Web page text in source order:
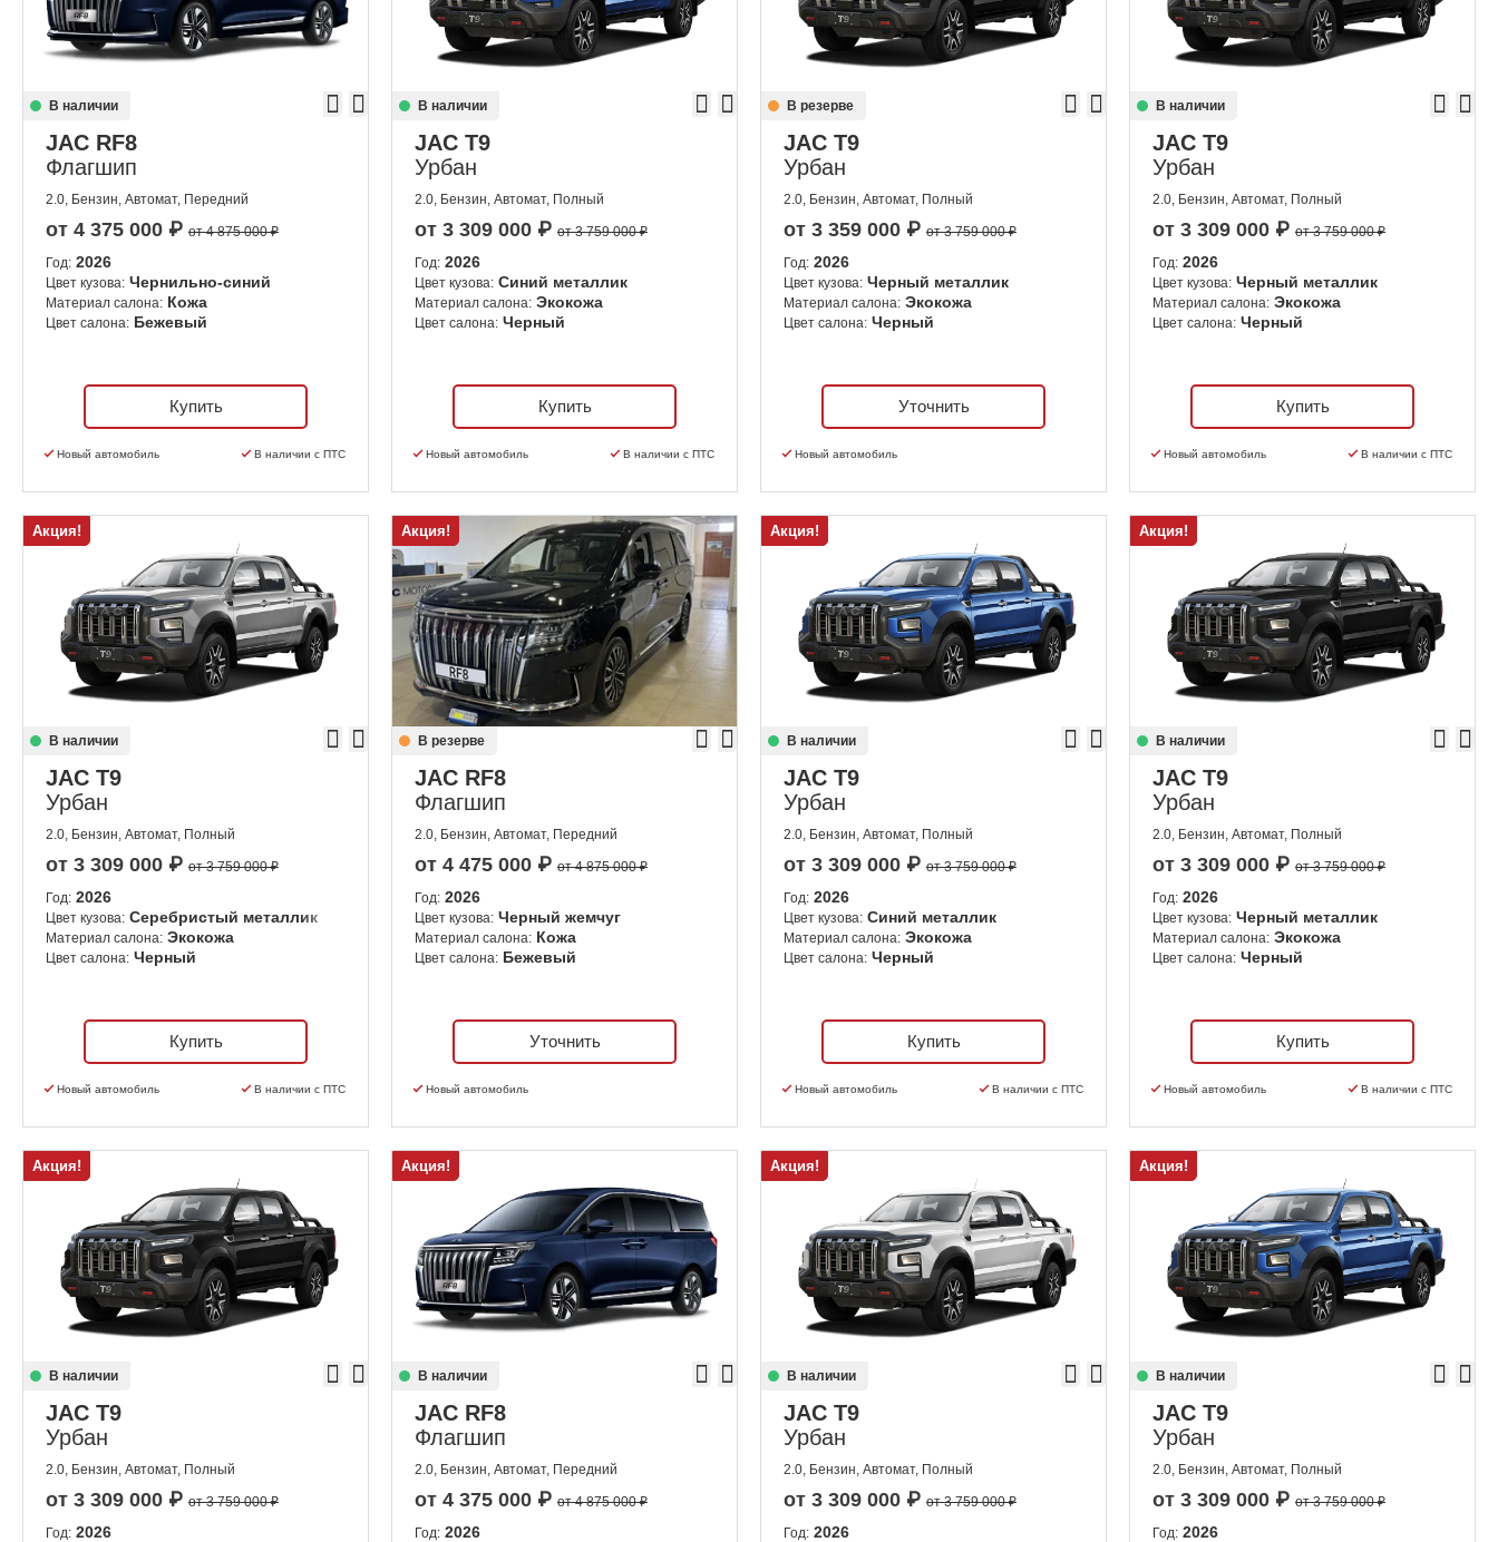
В наличии
JAC RF8
Флагшип
2.0, Бензин, Автомат, Передний
от 4 375 000 ₽ от 4 875 000 ₽
Год: 2026
Цвет кузова: Чернильно-синий
Материал салона: Кожа
Цвет салона: Бежевый
Купить
Новый автомобиль В наличии с ПТС
В наличии
JAC T9
Урбан
2.0, Бензин, Автомат, Полный
от 3 309 000 ₽ от 3 759 000 ₽
Год: 2026
Цвет кузова: Синий металлик
Материал салона: Экокожа
Цвет салона: Черный
Купить
Новый автомобиль В наличии с ПТС
В резерве
JAC T9
Урбан
2.0, Бензин, Автомат, Полный
от 3 359 000 ₽ от 3 759 000 ₽
Год: 2026
Цвет кузова: Черный металлик
Материал салона: Экокожа
Цвет салона: Черный
Уточнить
Новый автомобиль
В наличии
JAC T9
Урбан
2.0, Бензин, Автомат, Полный
от 3 309 000 ₽ от 3 759 000 ₽
Год: 2026
Цвет кузова: Черный металлик
Материал салона: Экокожа
Цвет салона: Черный
Купить
Новый автомобиль В наличии с ПТС
Акция!
В наличии
JAC T9
Урбан
2.0, Бензин, Автомат, Полный
от 3 309 000 ₽ от 3 759 000 ₽
Год: 2026
Цвет кузова: Серебристый металлик
Материал салона: Экокожа
Цвет салона: Черный
Купить
Новый автомобиль В наличии с ПТС
Акция!
В резерве
JAC RF8
Флагшип
2.0, Бензин, Автомат, Передний
от 4 475 000 ₽ от 4 875 000 ₽
Год: 2026
Цвет кузова: Черный жемчуг
Материал салона: Кожа
Цвет салона: Бежевый
Уточнить
Новый автомобиль
Акция!
В наличии
JAC T9
Урбан
2.0, Бензин, Автомат, Полный
от 3 309 000 ₽ от 3 759 000 ₽
Год: 2026
Цвет кузова: Синий металлик
Материал салона: Экокожа
Цвет салона: Черный
Купить
Новый автомобиль В наличии с ПТС
Акция!
В наличии
JAC T9
Урбан
2.0, Бензин, Автомат, Полный
от 3 309 000 ₽ от 3 759 000 ₽
Год: 2026
Цвет кузова: Черный металлик
Материал салона: Экокожа
Цвет салона: Черный
Купить
Новый автомобиль В наличии с ПТС
Акция!
В наличии
JAC T9
Урбан
2.0, Бензин, Автомат, Полный
от 3 309 000 ₽ от 3 759 000 ₽
Год: 2026
Акция!
В наличии
JAC RF8
Флагшип
2.0, Бензин, Автомат, Передний
от 4 375 000 ₽ от 4 875 000 ₽
Год: 2026
Акция!
В наличии
JAC T9
Урбан
2.0, Бензин, Автомат, Полный
от 3 309 000 ₽ от 3 759 000 ₽
Год: 2026
Акция!
В наличии
JAC T9
Урбан
2.0, Бензин, Автомат, Полный
от 3 309 000 ₽ от 3 759 000 ₽
Год: 2026